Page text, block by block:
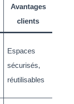
Avantages
clients
Espaces
sécurisés,
réutilisables